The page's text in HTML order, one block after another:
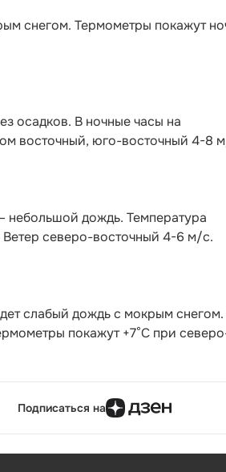
снегом. Термометры покажут
осадков. В ночные часы на
восточный, юго-восточный 4-8
небольшой дождь. Температура
Ветер северо-восточный 4-6 м/с.
слабый дождь с мокрым снегом.
покажут +7°С при
Подписаться на